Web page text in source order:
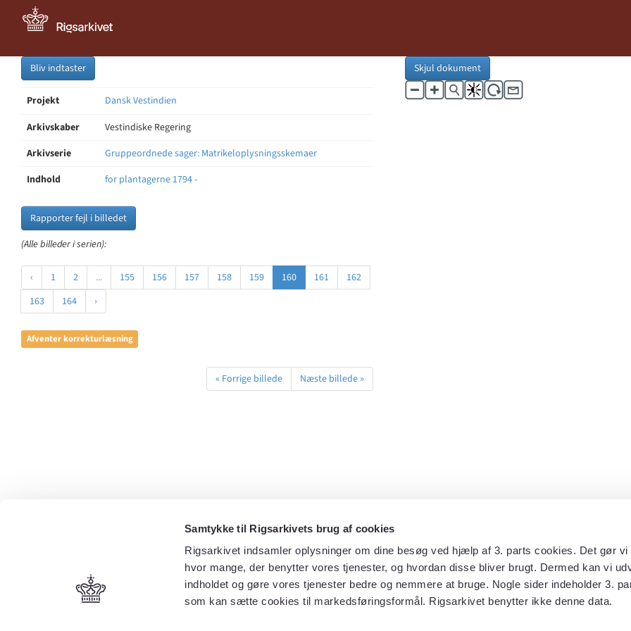
Samtykke til Rigsarkivets brug af cookies
Rigsarkivet indsamler oplysninger om dine besøg ved hjælp af 3. parts cookies. Det gør vi
hvor mange, der benytter vores tjenester, og hvordan disse bliver brugt. Dermed kan vi
indholdet og gøre vores tjenester bedre og nemmere at bruge. Nogle sider indeholder 3.
som kan sætte cookies til markedsføringsformål. Rigsarkivet benytter ikke denne data.
Bliv indtaster
Projekt
Dansk Vestindien
Arkivskaber
Vestindiske Regering
Arkivserie
Gruppeordnede sager: Matrikeloplysningsskemaer
Indhold
for plantagerne 1794 -
Rapporter fejl i billedet
(Alle billeder i serien):
‹ 1 2 ... 155 156 157 158 159 160 161
162
163
164 ›
Afventer korrekturlæsning
« Forrige billede Næste billede »
Skjul dokument